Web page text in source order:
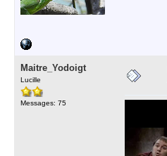
Maitre_Yodoigt
Lucille
Messages: 75